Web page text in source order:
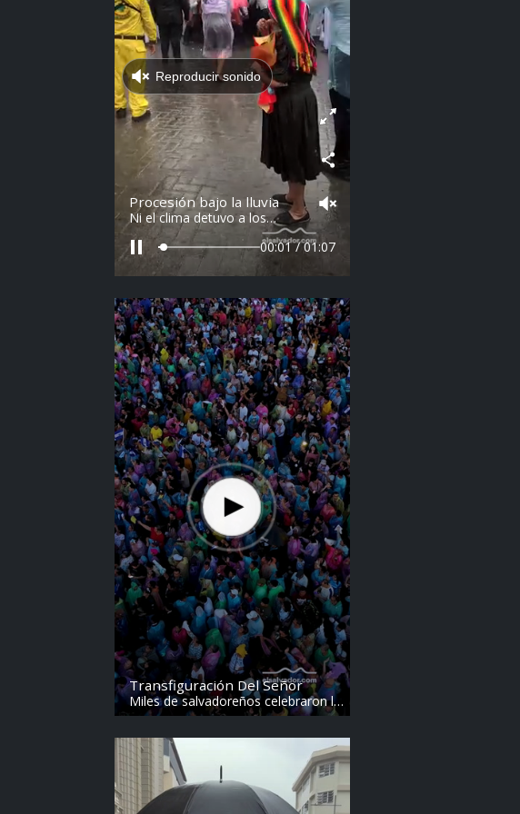
Reproducir sonido
Procesión bajo la lluvia
Ni el clima detuvo a los
feligreses en el recorrido del
Divino Salvador del Mundo.
Vídeo: elsalvador.com /
Steven Anzora
00:02 / 01:07
Transfiguración Del Señor
Miles de salvadoreños celebraron la
Transfiguración del Divino Salvador
Steven Anzora